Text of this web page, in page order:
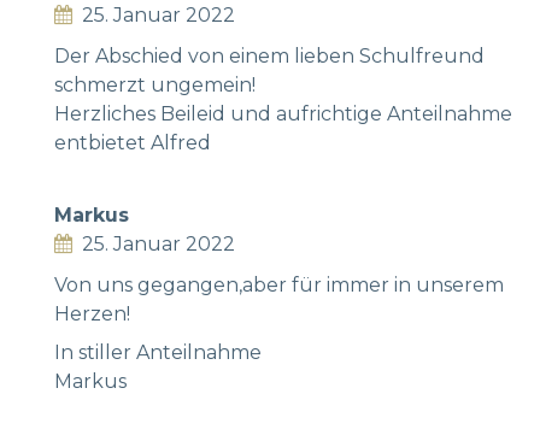
25. Januar 2022
Der Abschied von einem lieben Schulfreund
schmerzt ungemein!
Herzliches Beileid und aufrichtige Anteilnahme
entbietet Alfred
Markus
25. Januar 2022
Von uns gegangen,aber für immer in unserem
Herzen!
In stiller Anteilnahme
Markus